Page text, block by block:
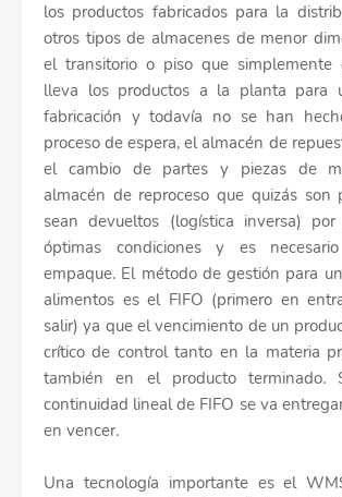
los productos fabricados para la
otros tipos de almacenes de menor
el transitorio o piso que simplemente
lleva los productos a la planta para
fabricación y todavía no se han
proceso de espera, el almacén de
el cambio de partes y piezas de
almacén de reproceso que quizás son
sean devueltos (logística inversa)
óptimas condiciones y es
empaque. El método de gestión para
alimentos es el FIFO (primero en
salir) ya que el vencimiento de un
crítico de control tanto en la materia
también en el producto terminado.
continuidad lineal de FIFO se va
en vencer.
Una tecnología importante es el